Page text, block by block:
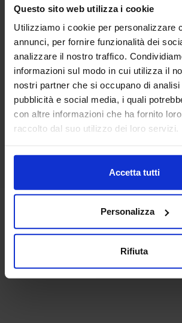
Questo sito web utilizza i cookie
Utilizziamo i cookie per personalizzare
annunci, per fornire funzionalità dei
analizzare il nostro traffico.
informazioni sul modo in cui utilizza il
nostri partner che si occupano di analisi
pubblicità e social media, i quali
con altre informazioni che ha fornito
raccolto dal suo utilizzo dei loro servizi.
Accetta tutti
Personalizza
Rifiuta
Riviera
Accappatoio Jacquard Groovy Wave
69,90€ Da 49,90€
Colori disponibili
Multicolore